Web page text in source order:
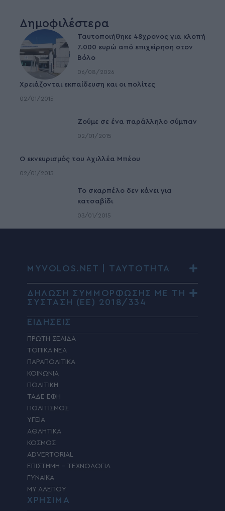
Δημοφιλέστερα
Ταυτοποιήθηκε 48χρονος για κλοπή
7.000 ευρώ από επιχείρηση στον
Βόλο
06/08/2026
Χρειάζονται εκπαίδευση και οι πολίτες
02/01/2015
Ζούμε σε ένα παράλληλο σύμπαν
02/01/2015
Ο εκνευρισμός του Αχιλλέα Μπέου
02/01/2015
To σκαρπέλο δεν κάνει για
κατσαβίδι
03/01/2015
MYVOLOS.NET | ΤΑΥΤΟΤΗΤΑ
ΔΗΛΩΣΗ ΣΥΜΜΟΡΦΩΣΗΣ ΜΕ ΤΗ
ΣΥΣΤΑΣΗ (ΕΕ) 2018/334
ΕΙΔΗΣΕΙΣ
ΠΡΩΤΗ ΣΕΛΙΔΑ
ΤΟΠΙΚΑ ΝΕΑ
ΠΑΡΑΠΟΛΙΤΙΚΑ
ΚΟΙΝΩΝΙΑ
ΠΟΛΙΤΙΚΗ
ΤΑΔΕ ΕΦΗ
ΠΟΛΙΤΙΣΜΟΣ
ΥΓΕΙΑ
ΑΘΛΗΤΙΚΑ
ΚΟΣΜΟΣ
ADVERTORIAL
ΕΠΙΣΤΗΜΗ – ΤΕΧΝΟΛΟΓΙΑ
ΓΥΝΑΙΚΑ
MY ΑΛΕΠΟΥ
ΧΡΗΣΙΜΑ